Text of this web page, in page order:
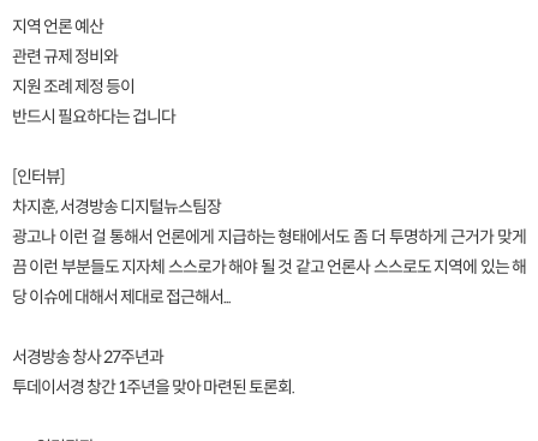
지역 언론 예산
관련 규제 정비와
지원 조례 제정 등이
반드시 필요하다는 겁니다
[인터뷰]
차지훈, 서경방송 디지털뉴스팀장
광고나 이런 걸 통해서 언론에게 지급하는 형태에서도 좀 더 투명하게 근거가 맞게
끔 이런 부분들도 지자체 스스로가 해야 될 것 같고 언론사 스스로도 지역에 있는 해
당 이슈에 대해서 제대로 접근해서...
서경방송 창사 27주년과
투데이서경 창간 1주년을 맞아 마련된 토론회.